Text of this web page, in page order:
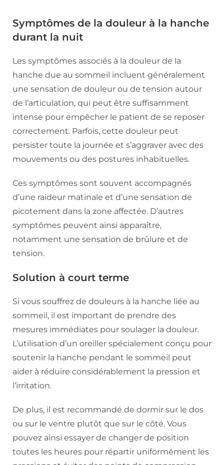
Symptômes de la douleur à la hanche
durant la nuit
Les symptômes associés à la douleur de la
hanche due au sommeil incluent généralement
une sensation de douleur ou de tension autour
de l’articulation, qui peut être suffisamment
intense pour empêcher le patient de se reposer
correctement. Parfois, cette douleur peut
persister toute la journée et s’aggraver avec des
mouvements ou des postures inhabituelles.
Ces symptômes sont souvent accompagnés
d’une raideur matinale et d’une sensation de
picotement dans la zone affectée. D’autres
symptômes peuvent ainsi apparaître,
notamment une sensation de brûlure et de
tension.
Solution à court terme
Si vous souffrez de douleurs à la hanche liée au
sommeil, il est important de prendre des
mesures immédiates pour soulager la douleur.
L’utilisation d’un oreiller spécialement conçu pour
soutenir la hanche pendant le sommeil peut
aider à réduire considérablement la pression et
l’irritation.
De plus, il est recommandé de dormir sur le dos
ou sur le ventre plutôt que sur le côté. Vous
pouvez ainsi essayer de changer de position
toutes les heures pour répartir uniformément les